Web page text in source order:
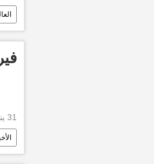
31 يناير 2020, 21:01 GMT